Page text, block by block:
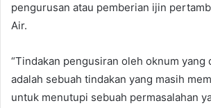
pengurusan atau pemberian ijin
Air.
“Tindakan pengusiran oleh oknum yang
adalah sebuah tindakan yang masih
untuk menutupi sebuah permasalahan